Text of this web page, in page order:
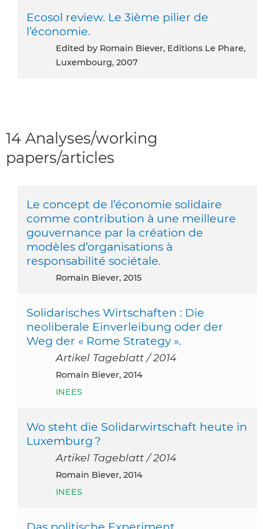
Ecosol review. Le 3ième pilier de
l’économie.
Edited by Romain Biever, Editions Le Phare,
Luxembourg, 2007
14 Analyses/working
papers/articles
Le concept de l’économie solidaire
comme contribution à une meilleure
gouvernance par la création de
modèles d’organisations à
responsabilité sociétale.
Romain Biever, 2015
Solidarisches Wirtschaften : Die
neoliberale Einverleibung oder der
Weg der « Rome Strategy ».
Artikel Tageblatt / 2014
Romain Biever, 2014
INEES
Wo steht die Solidarwirtschaft heute in
Luxemburg ?
Artikel Tageblatt / 2014
Romain Biever, 2014
INEES